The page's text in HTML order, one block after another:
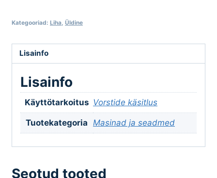
Kategooriad: Liha Üldine
Lisainfo
Lisainfo
Käyttötarkoitus Vorstide käsitlus
Tuotekategoria Masinad ja seadmed
Seotud tooted